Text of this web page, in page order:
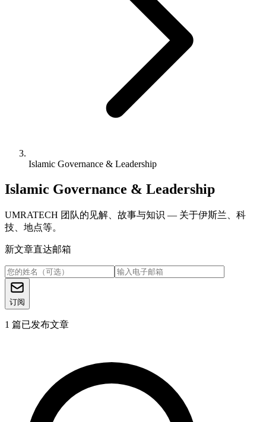
Islamic Governance & Leadership
Islamic Governance & Leadership
UMRATECH 团队的见解、故事与知识 — 关于伊斯兰、科
技、地点等。
新文章直达邮箱
订阅
1 篇已发布文章